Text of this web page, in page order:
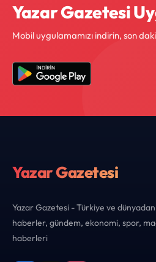
Yazar Gazetesi
Mobil uygulamamızı indirin, son
Yazar Gazetesi
Yazar Gazetesi - Türkiye ve
haberler, gündem, ekonomi, spor,
haberleri